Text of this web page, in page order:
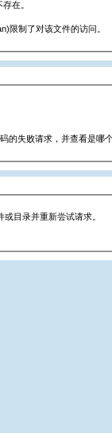
在。
限制了对该文件的访问。
的失败请求，并查看是哪
目录并重新尝试请求。